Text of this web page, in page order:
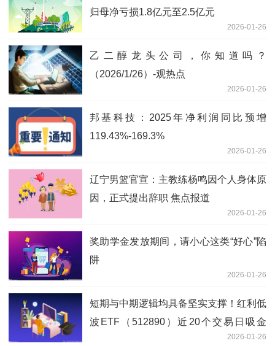
归母净亏损1.8亿元至2.5亿元
2026-01-26
乙二醇龙头公司，你知道吗？
（2026/1/26）-观热点
2026-01-26
邦基科技：2025年净利润同比预增
119.43%-169.3%
2026-01-26
辽宁男篮官宣：主教练杨鸣因个人身体原
因，正式提出辞职 焦点报道
2026-01-26
奖助学金发放期间，请小心这类“好心”陷
阱
2026-01-26
短期与中期逻辑均具备坚实支撑！红利低
波ETF（512890）近20个交易日吸金
2026-01-26